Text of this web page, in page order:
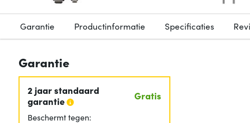
Garantie Productinformatie Specificaties
Garantie
2 jaar standaard
garantie
Gratis
Beschermt tegen: